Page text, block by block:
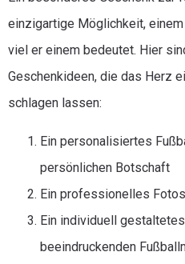
einzigartige Möglichkeit,
viel er einem bedeutet. Hier
Geschenkideen, die das Herz
schlagen lassen:
Ein personalisiertes
persönlichen Botschaft
Ein professionelles
Ein individuell
beeindruckenden